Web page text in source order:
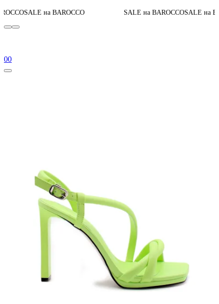
на BAROCCO SALE на BAROCCOSALE на BAROCCOДо
00